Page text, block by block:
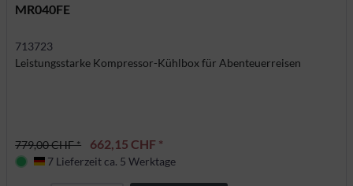
MR040FE
713723
Leistungsstarke Kompressor-Kühlbox für Abenteuerreisen
779,00 CHF * 662,15 CHF *
Deutschland
7 Lieferzeit ca. 5 Werktage